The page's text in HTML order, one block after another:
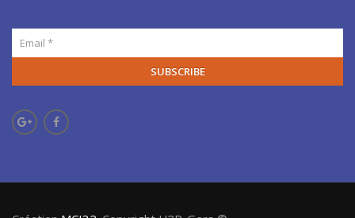
SUBSCRIBE